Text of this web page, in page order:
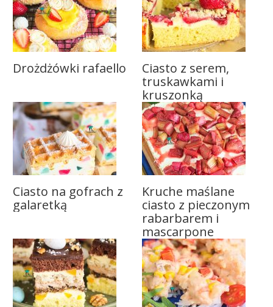
Drożdżówki rafaello
Ciasto z serem,
truskawkami i
kruszonką
Ciasto na gofrach z
galaretką
Kruche maślane
ciasto z pieczonym
rabarbarem i
mascarpone